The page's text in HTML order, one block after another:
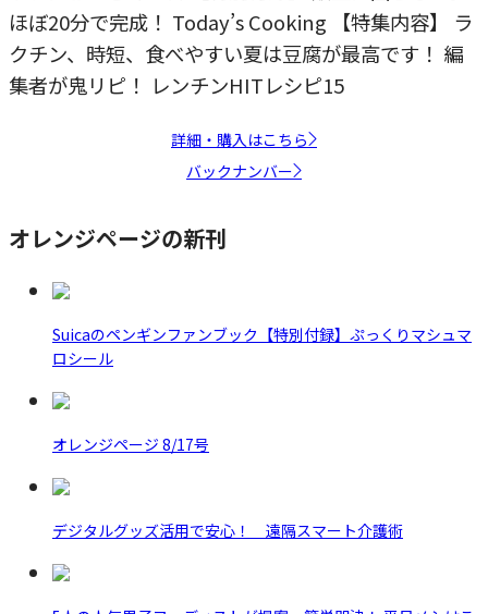
ほぼ20分で完成！ Today’s Cooking 【特集内容】 ラ
クチン、時短、食べやすい夏は豆腐が最高です！ 編
集者が鬼リピ！ レンチンHITレシピ15
詳細・購入はこちら
バックナンバー
オレンジページの新刊
Suicaのペンギンファンブック【特別付録】ぷっくりマシュマ
ロシール
オレンジページ 8/17号
デジタルグッズ活用で安心！ 遠隔スマート介護術